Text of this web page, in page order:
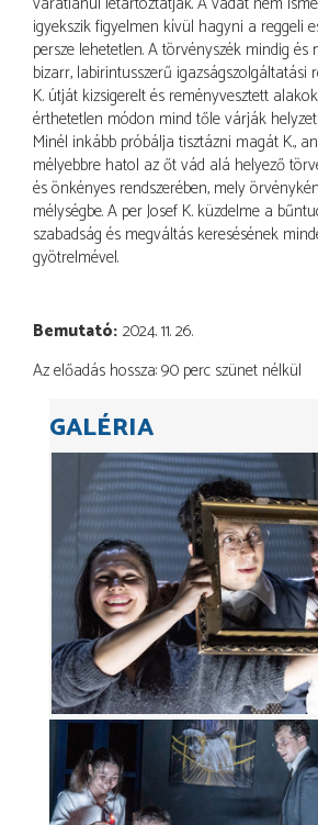
igyekszik figyelmen kívül hagyni a reggeli
persze lehetetlen. A törvényszék mindig
bizarr, labirintusszerű igazságszolgáltatási
K. útját kizsigerelt és reményvesztett
érthetetlen módon mind tőle várják
Minél inkább próbálja tisztázni magát K.,
mélyebbre hatol az őt vád alá helyező
és önkényes rendszerében, mely
mélységbe. A per Josef K. küzdelme a
szabadság és megváltás keresésének
gyötrelmével.
Bemutató 2024. 11. 26.
Az előadás hossza: 90 perc szünet nélkül
GALÉRIA